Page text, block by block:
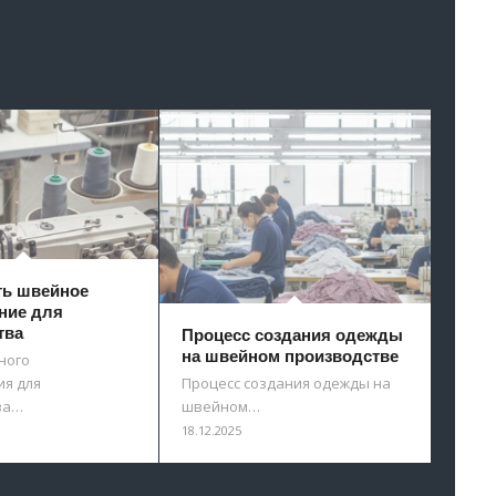
швейное
для
для
Процесс создания одежды
на швейном производстве
Процесс создания одежды на
швейном…
18.12.2025